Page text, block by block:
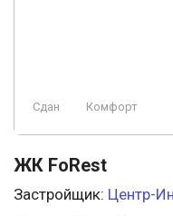
Сдан Комфорт
ЖК FoRest
Застройщик: Центр-